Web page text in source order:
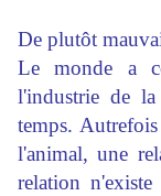
De plutôt
Le monde a
l'industrie de
temps.
l'animal, une
relation n'existe